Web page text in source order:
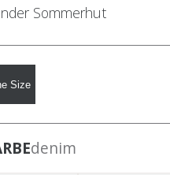
Sommerhut
Size
denim